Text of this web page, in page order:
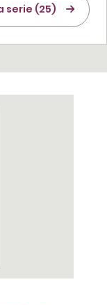
serie (25)